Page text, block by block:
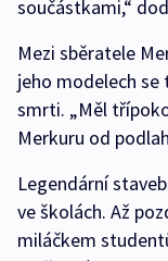
součástkami,“
Mezi sběratele
jeho modelech se
smrti. „Měl
Merkuru od
Legendární
ve školách. Až
miláčkem